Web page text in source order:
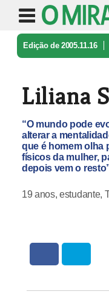
Edição de 2005.11.16
Liliana
“O mundo pode
alterar a
que é homem olha
físicos da mulher,
depois vem o
19 anos, estudante,